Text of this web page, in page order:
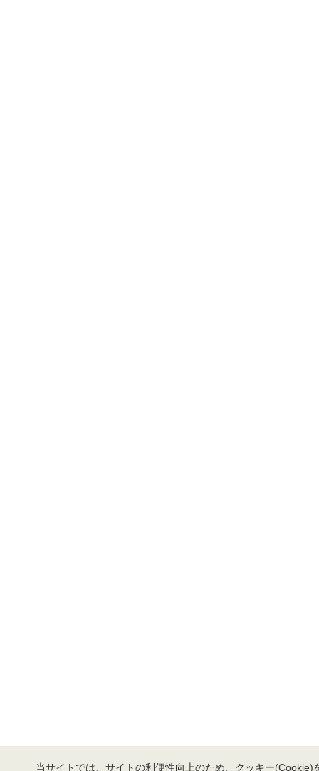
当サイトでは、サイトの利便性向上のため、クッキー